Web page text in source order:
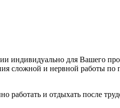
индивидуально для Вашего
сложной и нервной работы
и отдыхать после